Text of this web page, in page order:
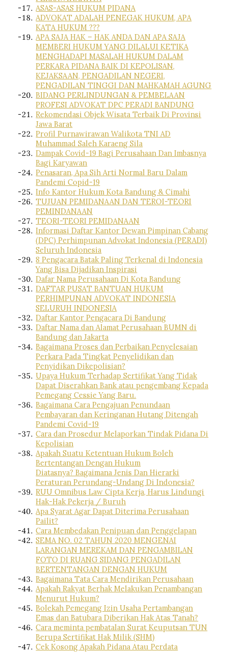
ASAS-ASAS HUKUM PIDANA
ADVOKAT ADALAH PENEGAK HUKUM, APA
KATA HUKUM ???
APA SAJA HAK – HAK ANDA DAN APA SAJA
MEMBERI HUKUM YANG DILALUI KETIKA
MENGHADAPI MASALAH HUKUM DALAM
PERKARA PIDANA BAIK DI KEPOLISAN,
KEJAKSAAN, PENGADILAN NEGERI,
PENGADILAN TINGGI DAN MAHKAMAH AGUNG
BIDANG PERLINDUNGAN & PEMBELAAN
PROFESI ADVOKAT DPC PERADI BANDUNG
Rekomendasi Objek Wisata Terbaik Di Provinsi
Jawa Barat
Profil Purnawirawan Walikota TNI AD
Muhammad Saleh Karaeng Sila
Dampak Covid-19 Bagi Perusahaan Dan Imbasnya
Bagi Karyawan
Penasaran, Apa Sih Arti Normal Baru Dalam
Pandemi Copid-19
Info Kantor Hukum Kota Bandung & Cimahi
TUJUAN PEMIDANAAN DAN TEROI-TEORI
PEMINDANAAN
TEORI-TEORI PEMIDANAAN
Informasi Daftar Kantor Dewan Pimpinan Cabang
(DPC) Perhimpunan Advokat Indonesia (PERADI)
Seluruh Indonesia
8 Pengacara Batak Paling Terkenal di Indonesia
Yang Bisa Dijadikan Inspirasi
Dafar Nama Perusahaan Di Kota Bandung
DAFTAR PUSAT BANTUAN HUKUM
PERHIMPUNAN ADVOKAT INDONESIA
SELURUH INDONESIA
Daftar Kantor Pengacara Di Bandung
Daftar Nama dan Alamat Perusahaan BUMN di
Bandung dan Jakarta
Bagaimana Proses dan Perbaikan Penyelesaian
Perkara Pada Tingkat Penyelidikan dan
Penyidikan Dikepolisian?
Upaya Hukum Terhadap Sertifikat Yang Tidak
Dapat Diserahkan Bank atau pengembang Kepada
Pemegang Cessie Yang Baru.
Bagaimana Cara Pengajuan Penundaan
Pembayaran dan Keringanan Hutang Ditengah
Pandemi Covid-19
Cara dan Prosedur Melaporkan Tindak Pidana Di
Kepolisian
Apakah Suatu Ketentuan Hukum Boleh
Bertentangan Dengan Hukum
Diatasnya? Bagaimana Jenis Dan Hierarki
Peraturan Perundang-Undang Di Indonesia?
RUU Omnibus Law Cipta Kerja, Harus Lindungi
Hak-Hak Pekerja / Buruh
Apa Syarat Agar Dapat Diterima Perusahaan
Pailit?
Cara Membedakan Penipuan dan Penggelapan
SEMA NO. 02 TAHUN 2020 MENGENAI
LARANGAN MEREKAM DAN PENGAMBILAN
FOTO DI RUANG SIDANG PENGADILAN
BERTENTANGAN DENGAN HUKUM
Bagaimana Tata Cara Mendirikan Perusahaan
Apakah Rakyat Berhak Melakukan Penambangan
Menurut Hukum?
Bolekah Pemegang Izin Usaha Pertambangan
Emas dan Batubara Diberikan Hak Atas Tanah?
Cara meminta pembatalan Surat Keuputsan TUN
Berupa Sertifikat Hak Milik (SHM)
Cek Kosong Apakah Pidana Atau Perdata